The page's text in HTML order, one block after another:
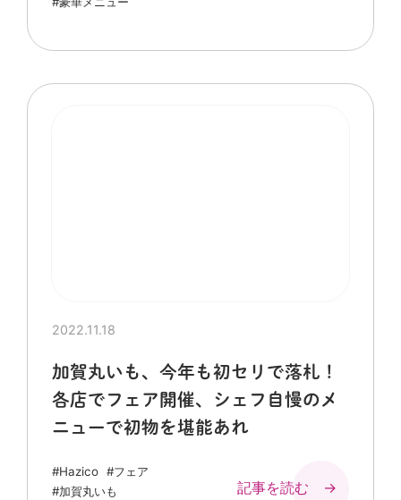
2022.11.18
加賀丸いも、今年も初セリで落札！
各店でフェア開催、シェフ自慢のメ
ニューで初物を堪能あれ
#Hazico #フェア
#加賀丸いも
記事を読む →